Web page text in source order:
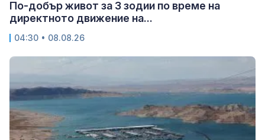
По-добър живот за 3 зодии по време на
директното движение на...
04:30 • 08.08.26